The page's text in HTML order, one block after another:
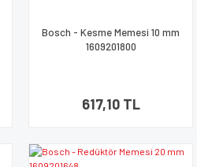
Bosch - Kesme Memesi 10 mm
1609201800
617,10 TL